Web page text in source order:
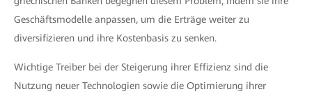
Geschäftsmodelle anpassen, um die Erträge weiter zu
diversifizieren und ihre Kostenbasis zu senken.
Wichtige Treiber bei der Steigerung ihrer Effizienz sind die
Nutzung neuer Technologien sowie die Optimierung ihrer